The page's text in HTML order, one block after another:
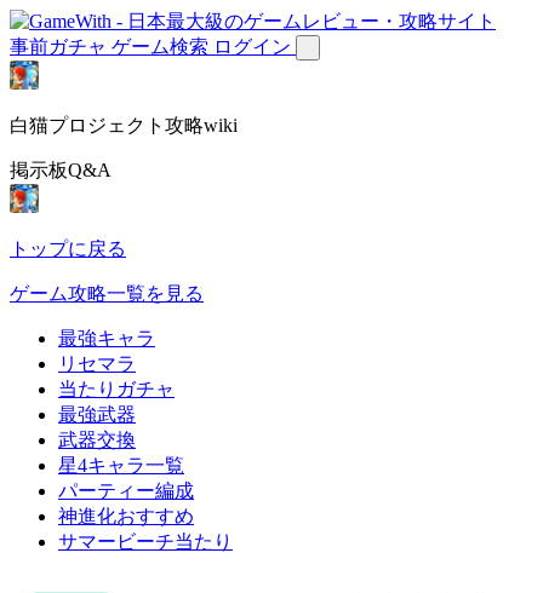
事前ガチャ ゲーム検索 ログイン
白猫プロジェクト攻略wiki
掲示板Q&A
トップに戻る
ゲーム攻略一覧を見る
最強キャラ
リセマラ
当たりガチャ
最強武器
武器交換
星4キャラ一覧
パーティー編成
神進化おすすめ
サマービーチ当たり